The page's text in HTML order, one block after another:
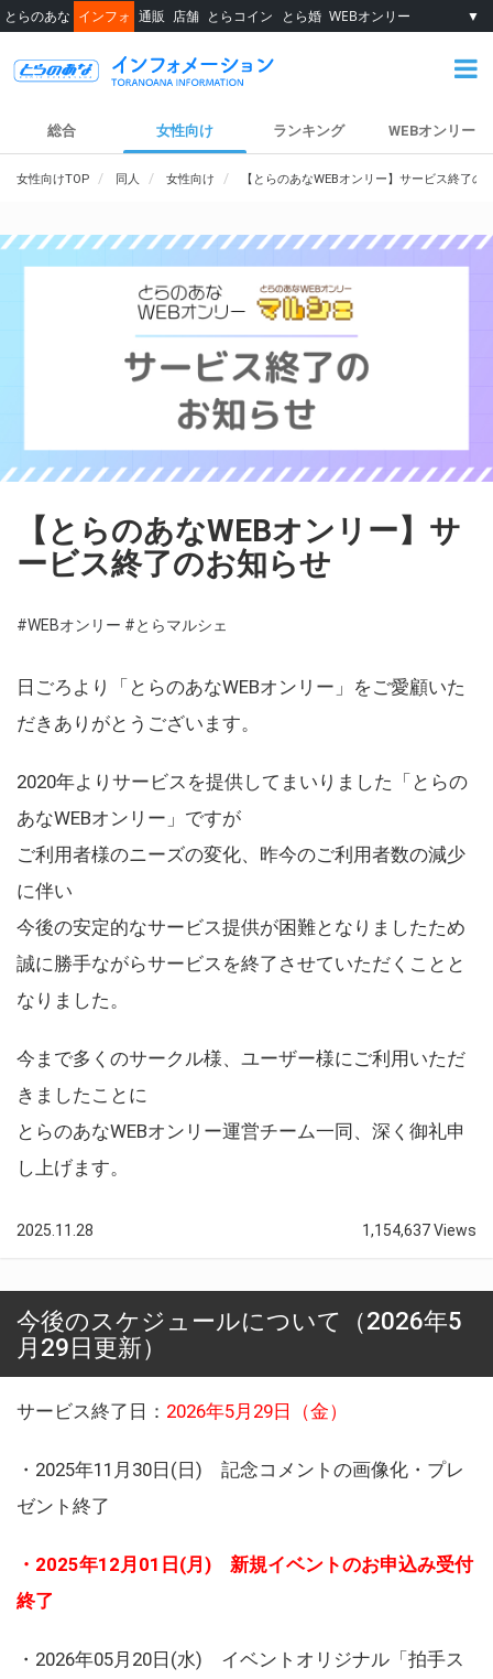
とらのあな インフォ 通販 店舗 とらコイン とら婚 WEBオンリー ▼
総合 女性向け ランキング WEBオンリー
女性向けTOP 同人 女性向け 【とらのあなWEBオンリー】サービス終了の
【とらのあなWEBオンリー】サ
ービス終了のお知らせ
#WEBオンリー #とらマルシェ
日ごろより「とらのあなWEBオンリー」をご愛顧いた
だきありがとうございます。
2020年よりサービスを提供してまいりました「とらの
あなWEBオンリー」ですが
ご利用者様のニーズの変化、昨今のご利用者数の減少
に伴い
今後の安定的なサービス提供が困難となりましたため
誠に勝手ながらサービスを終了させていただくことと
なりました。
今まで多くのサークル様、ユーザー様にご利用いただ
きましたことに
とらのあなWEBオンリー運営チーム一同、深く御礼申
し上げます。
2025.11.28 1,154,637 Views
今後のスケジュールについて（2026年5
月29日更新）
サービス終了日： 2026年5月29日（金）
・2025年11月30日(日) 記念コメントの画像化・プレ
ゼント終了
・2025年12月01日(月) 新規イベントのお申込み受付
終了
・2026年05月20日(水) イベントオリジナル「拍手ス